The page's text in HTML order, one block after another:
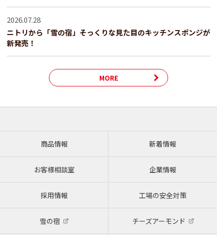
2026.07.28
ニトリから「雪の宿」そっくりな見た目のキッチンスポンジが
新発売！
MORE
商品情報 新着情報
お客様相談室 企業情報
採用情報 工場の安全対策
雪の宿 チーズアーモンド